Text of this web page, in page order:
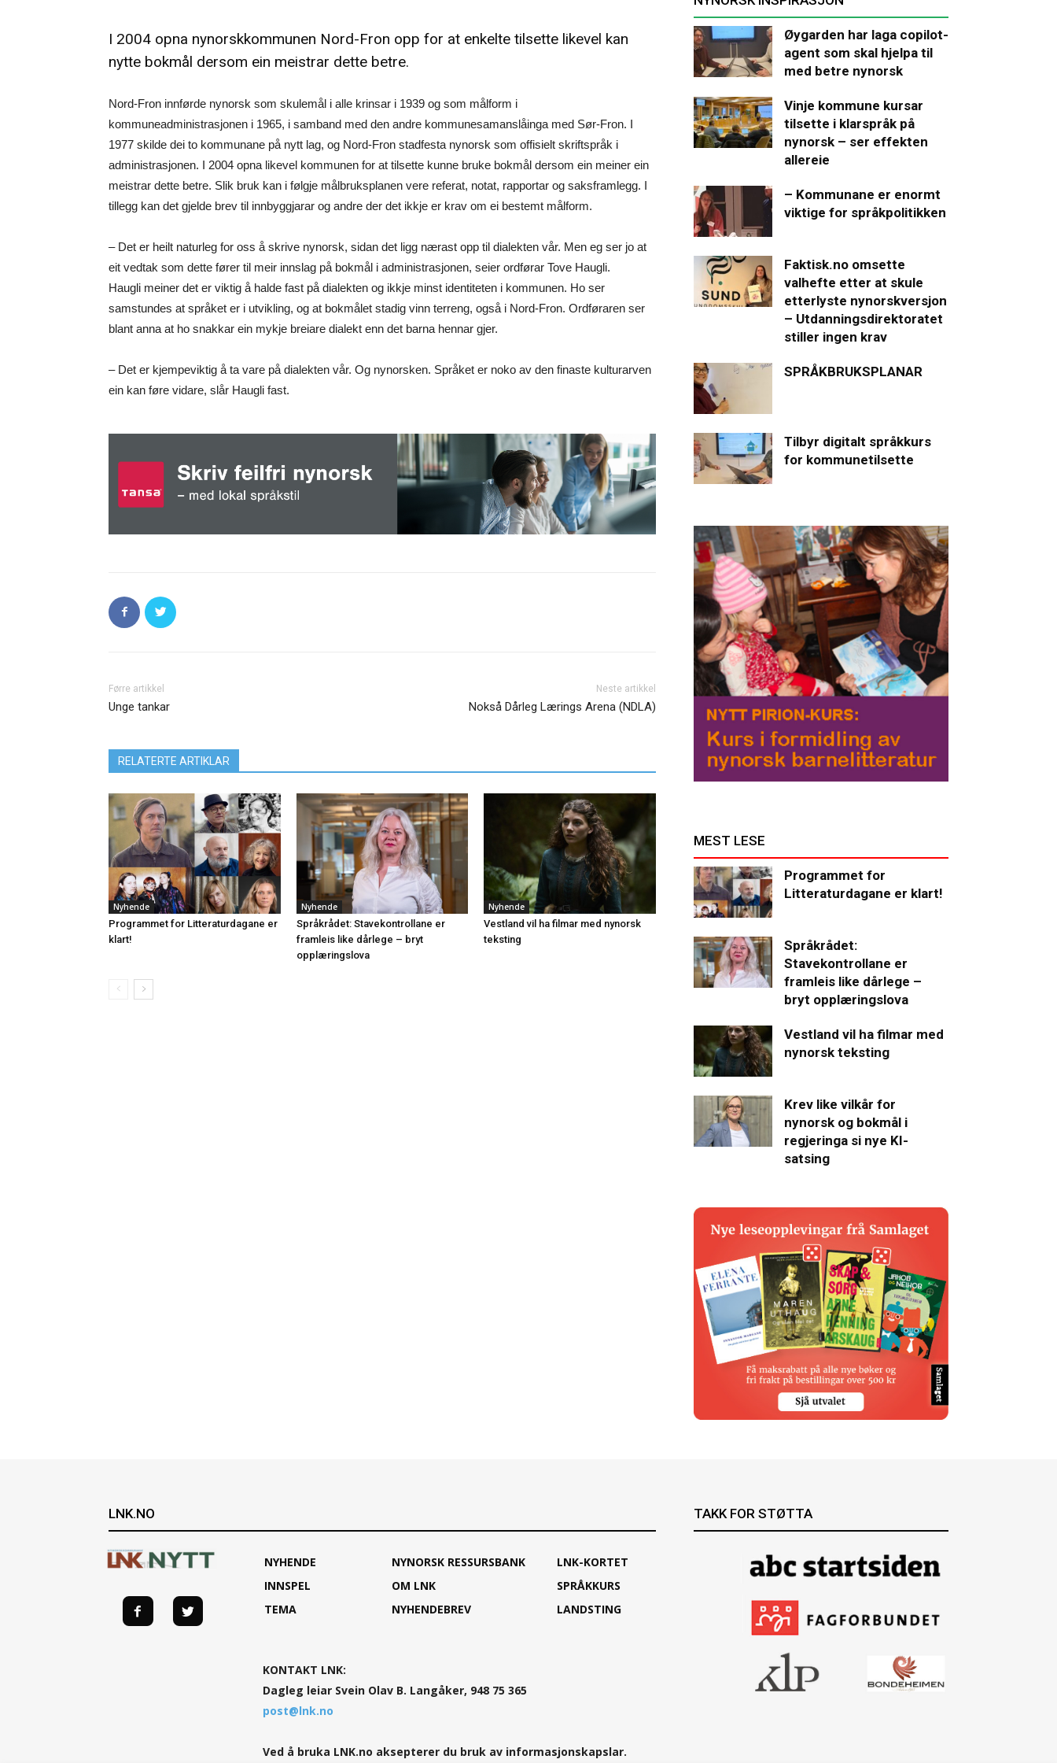
I 2004 opna nynorskkommunen Nord-Fron opp for at enkelte tilsette likevel kan
nytte bokmål dersom ein meistrar dette betre.
Nord-Fron innførde nynorsk som skulemål i alle krinsar i 1939 og som målform i
kommuneadministrasjonen i 1965, i samband med den andre kommunesamanslåinga med Sør-Fron. I
1977 skilde dei to kommunane på nytt lag, og Nord-Fron stadfesta nynorsk som offisielt skriftspråk i
administrasjonen. I 2004 opna likevel kommunen for at tilsette kunne bruke bokmål dersom ein meiner ein
meistrar dette betre. Slik bruk kan i følgje målbruksplanen vere referat, notat, rapportar og saksframlegg. I
tillegg kan det gjelde brev til innbyggjarar og andre der det ikkje er krav om ei bestemt målform.
– Det er heilt naturleg for oss å skrive nynorsk, sidan det ligg nærast opp til dialekten vår. Men eg ser jo at
eit vedtak som dette fører til meir innslag på bokmål i administrasjonen, seier ordførar Tove Haugli.
Haugli meiner det er viktig å halde fast på dialekten og ikkje minst identiteten i kommunen. Ho ser
samstundes at språket er i utvikling, og at bokmålet stadig vinn terreng, også i Nord-Fron. Ordføraren ser
blant anna at ho snakkar ein mykje breiare dialekt enn det barna hennar gjer.
– Det er kjempeviktig å ta vare på dialekten vår. Og nynorsken. Språket er noko av den finaste kulturarven
ein kan føre vidare, slår Haugli fast.
Førre artikkel
Unge tankar
Neste artikkel
Nokså Dårleg Lærings Arena (NDLA)
RELATERTE ARTIKLAR
Nyhende
Programmet for Litteraturdagane er
klart!
Nyhende
Språkrådet: Stavekontrollane er
framleis like dårlege – bryt
opplæringslova
Nyhende
Vestland vil ha filmar med nynorsk
teksting
Øygarden har laga copilot-
agent som skal hjelpa til
med betre nynorsk
Vinje kommune kursar
tilsette i klarspråk på
nynorsk – ser effekten
allereie
– Kommunane er enormt
viktige for språkpolitikken
Faktisk.no omsette
valhefte etter at skule
etterlyste nynorskversjon
– Utdanningsdirektoratet
stiller ingen krav
SPRÅKBRUKSPLANAR
Tilbyr digitalt språkkurs
for kommunetilsette
MEST LESE
Programmet for
Litteraturdagane er klart!
Språkrådet:
Stavekontrollane er
framleis like dårlege –
bryt opplæringslova
Vestland vil ha filmar med
nynorsk teksting
Krev like vilkår for
nynorsk og bokmål i
regjeringa si nye KI-
satsing
LNK.NO
NYHENDE
INNSPEL
TEMA
NYNORSK RESSURSBANK
OM LNK
NYHENDEBREV
LNK-KORTET
SPRÅKKURS
LANDSTING
KONTAKT LNK:
Dagleg leiar Svein Olav B. Langåker, 948 75 365
post@lnk.no
Ved å bruka LNK.no aksepterer du bruk av informasjonskapslar.
TAKK FOR STØTTA